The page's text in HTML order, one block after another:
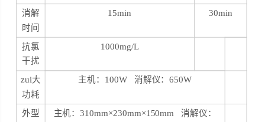
消解
时间
15min 30min
抗氯
干扰
1000mg/L
zui大
功耗
主机：100W 消解仪：650W
外型 主机：310mm×230mm×150mm 消解仪：